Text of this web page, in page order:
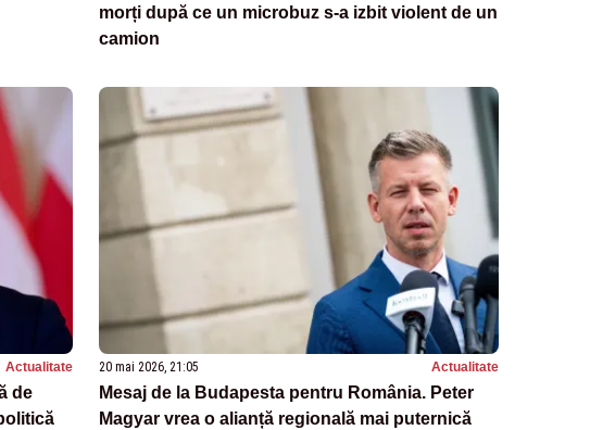
morți după ce un microbuz s-a izbit violent de un
camion
Actualitate
de
20 mai 2026, 21:05 Actualitate
Mesaj de la Budapesta pentru România. Peter
Magyar vrea o alianță regională mai puternică